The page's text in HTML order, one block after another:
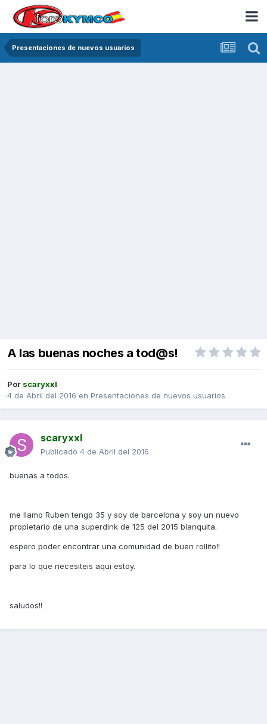
Presentaciones de nuevos usuarios
A las buenas noches a tod@s!
Por scaryxxl
4 de Abril del 2016 en Presentaciones de nuevos usuarios
scaryxxl
Publicado 4 de Abril del 2016
buenas a todos.
me llamo Ruben tengo 35 y soy de barcelona y soy un nuevo
propietario de una superdink de 125 del 2015 blanquita.
espero poder encontrar una comunidad de buen rollito!!
para lo que necesiteis aqui estoy.
saludos!!